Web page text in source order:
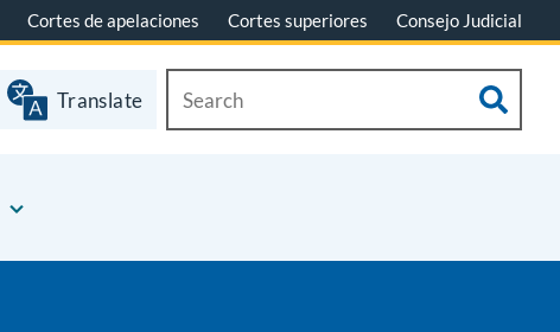
Cortes de apelaciones Cortes superiores Consejo Judicial
Translate